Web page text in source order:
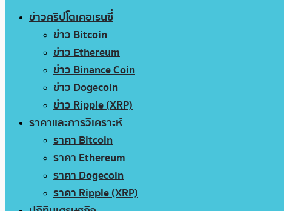
ข่าวคริปโตเคอเรนซี่
ข่าว Bitcoin
ข่าว Ethereum
ข่าว Binance Coin
ข่าว Dogecoin
ข่าว Ripple (XRP)
ราคาและการวิเคราะห์
ราคา Bitcoin
ราคา Ethereum
ราคา Dogecoin
ราคา Ripple (XRP)